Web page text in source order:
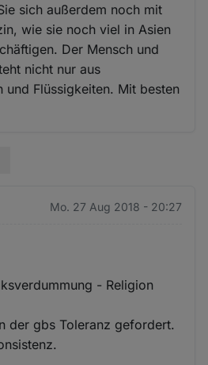
sich außerdem noch mit
wie sie noch viel in Asien
Der Mensch und
nicht nur aus
und Flüssigkeiten. Mit besten
Mo. 27 Aug 2018 - 20:27
- Religion
der gbs Toleranz gefordert.